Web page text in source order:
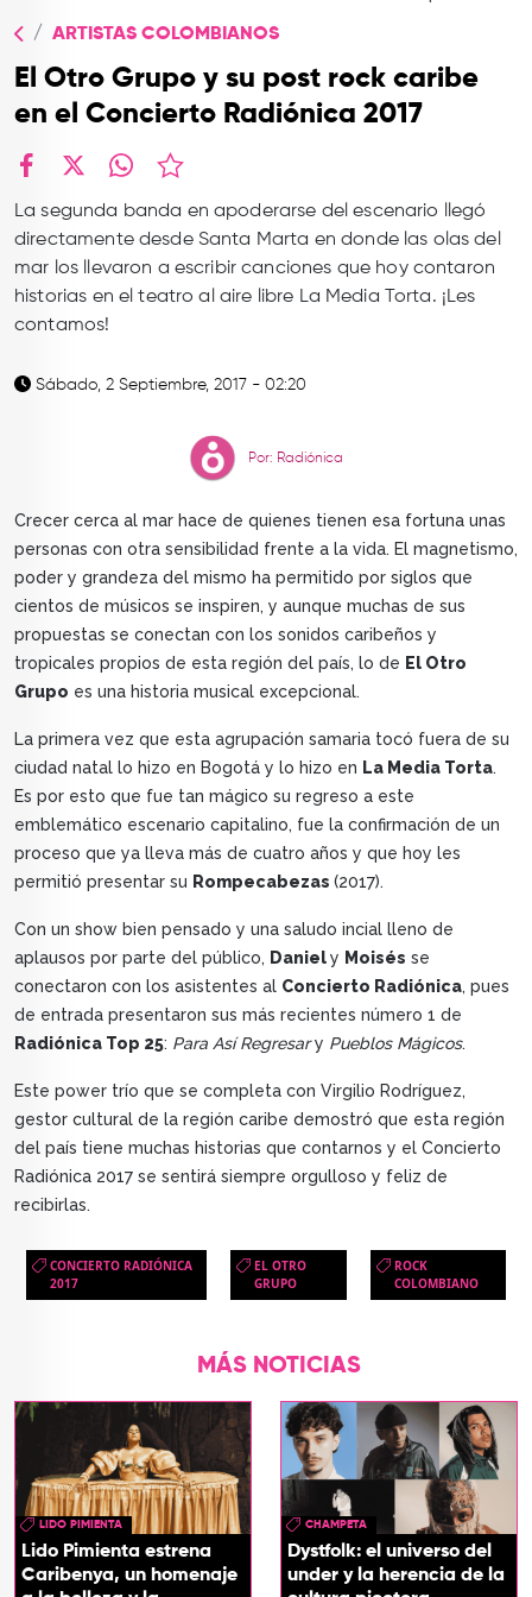
CONTACTO
ARTISTAS COLOMBIANOS
El Otro Grupo y su post rock caribe
en el Concierto Radiónica 2017
La segunda banda en apoderarse del escenario llegó
directamente desde Santa Marta en donde las olas del
mar los llevaron a escribir canciones que hoy contaron
historias en el teatro al aire libre La Media Torta. ¡Les
contamos!
Sábado, 2 Septiembre, 2017 - 02:20
Por: Radiónica
Crecer cerca al mar hace de quienes tienen esa fortuna unas
personas con otra sensibilidad frente a la vida. El magnetismo,
poder y grandeza del mismo ha permitido por siglos que
cientos de músicos se inspiren, y aunque muchas de sus
propuestas se conectan con los sonidos caribeños y
tropicales propios de esta región del país, lo de El Otro
Grupo es una historia musical excepcional.
La primera vez que esta agrupación samaria tocó fuera de su
ciudad natal lo hizo en Bogotá y lo hizo en La Media Torta.
Es por esto que fue tan mágico su regreso a este
emblemático escenario capitalino, fue la confirmación de un
proceso que ya lleva más de cuatro años y que hoy les
permitió presentar su Rompecabezas (2017).
Con un show bien pensado y una saludo incial lleno de
aplausos por parte del público, Daniely Moisés se
conectaron con los asistentes al Concierto Radiónica, pues
de entrada presentaron sus más recientes número 1 de
Radiónica Top 25: Para Así Regresary Pueblos Mágicos.
Este power trío que se completa con Virgilio Rodríguez,
gestor cultural de la región caribe demostró que esta región
del país tiene muchas historias que contarnos y el Concierto
Radiónica 2017 se sentirá siempre orgulloso y feliz de
recibirlas.
CONCIERTO RADIÓNICA
2017
EL OTRO
GRUPO
ROCK
COLOMBIANO
MÁS NOTICIAS
LIDO PIMIENTA
Lido Pimienta estrena
Caribenya, un homenaje
CHAMPETA
Dystfolk: el universo del
under y la herencia de la